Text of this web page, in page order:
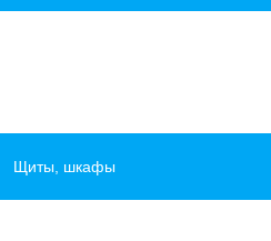
Щиты, шкафы